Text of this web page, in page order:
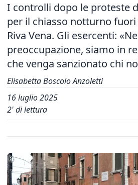
I controlli dopo le proteste
per il chiasso notturno
Riva Vena. Gli esercenti:
preoccupazione, siamo in
che venga sanzionato chi
Elisabetta Boscolo Anzoletti
16 luglio 2025
2' di lettura